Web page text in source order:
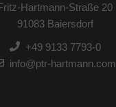
Hartmann-Straße 20
91083 Baiersdorf
+49 9133 7793-0
info@ptr-hartmann.com